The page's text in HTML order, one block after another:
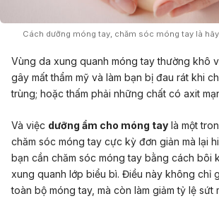
Cách dưỡng móng tay, chăm sóc móng tay là
Vùng da xung quanh móng tay thường khô
gây mất thẩm mỹ và làm bạn bị đau rát khi
trùng; hoặc thấm phải những chất có axit
Và việc dưỡng ẩm cho móng tay là một
chăm sóc móng tay cực kỳ đơn giản mà lại
bạn cần chăm sóc móng tay bằng cách bôi
xung quanh lớp biểu bì. Điều này không chỉ
toàn bộ móng tay, mà còn làm giảm tỷ lệ sứt